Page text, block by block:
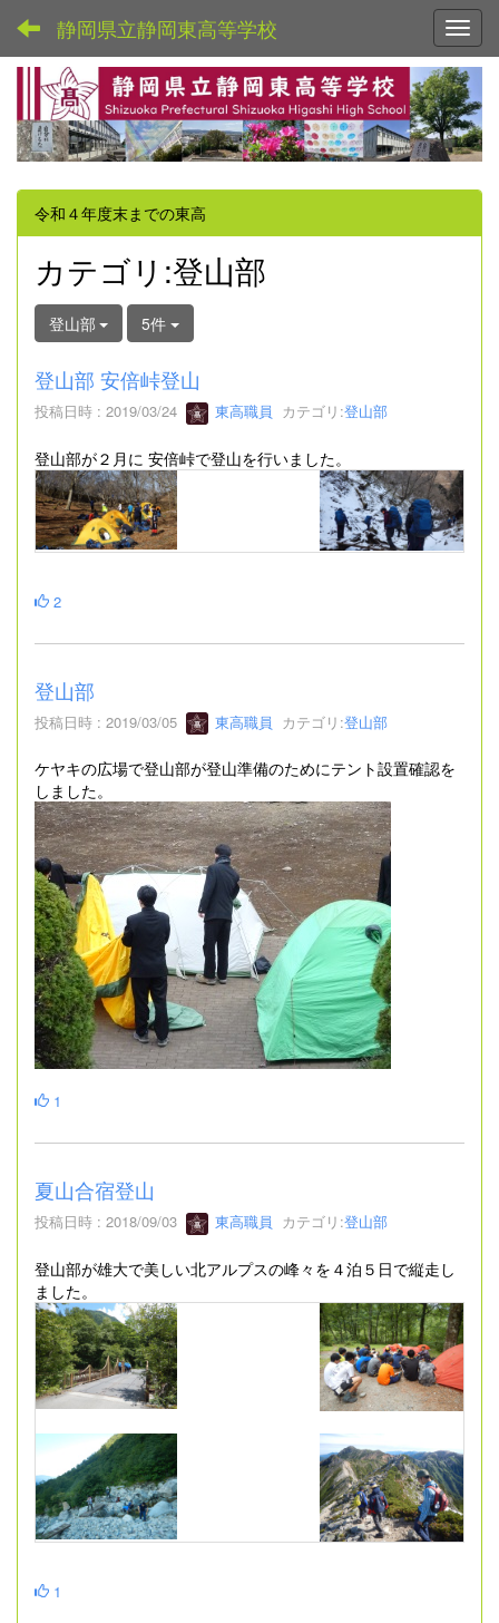
静岡県立静岡東高等学校
令和４年度末までの東高
カテゴリ:登山部
登山部 5件
登山部 安倍峠登山
投稿日時 : 2019/03/24 東高職員 カテゴリ:登山部
登山部が２月に 安倍峠で登山を行いました。
2
登山部
投稿日時 : 2019/03/05 東高職員 カテゴリ:登山部
ケヤキの広場で登山部が登山準備のためにテント設置確認を
しました。
1
夏山合宿登山
投稿日時 : 2018/09/03 東高職員 カテゴリ:登山部
登山部が雄大で美しい北アルプスの峰々を４泊５日で縦走し
ました。
1